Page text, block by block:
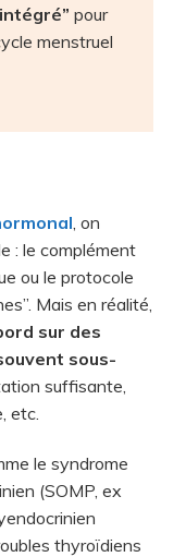
pour
menstruel
, on
: le complément
ou le protocole
Mais en réalité,
sur des
sous-
suffisante,
etc.
le syndrome
(SOMP, ex
thyroïdiens